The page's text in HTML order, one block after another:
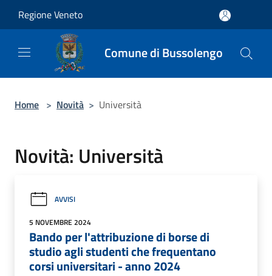
Regione Veneto
Comune di Bussolengo
Home > Novità > Università
Novità: Università
AVVISI
5 NOVEMBRE 2024
Bando per l'attribuzione di borse di
studio agli studenti che frequentano
corsi universitari - anno 2024